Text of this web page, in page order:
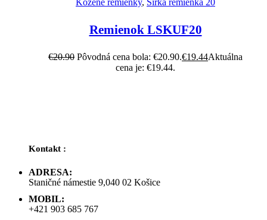
Kožené remienky, Šírka remienka 20
Remienok LSKUF20
€20.90 Pôvodná cena bola: €20.90.€19.44Aktuálna
cena je: €19.44.
Kontakt :
ADRESA:
Staničné námestie 9,040 02 Košice
MOBIL:
+421 903 685 767